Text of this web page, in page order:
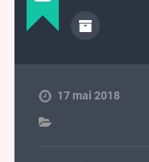
17 mai 2018